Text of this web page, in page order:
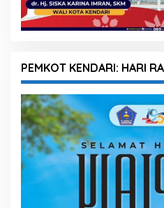
PEMKOT KENDARI: HARI